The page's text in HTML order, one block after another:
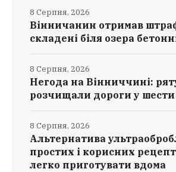
Вінничанин отримав
складені біля озера
8 Серпня, 2026
Негода на Вінниччині:
розчищали дороги у
8 Серпня, 2026
Альтернатива
простих і корисних
легко приготувати вдома
8 Серпня, 2026